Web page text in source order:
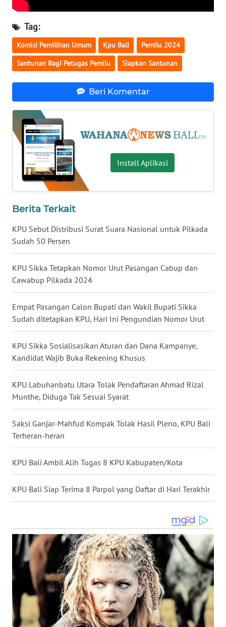
Tag:
Komisi Pemilihan Umum Kpu Bali Pemilu 2024
Santunan Bagi Petugas Pemilu Siapkan Santunan
Beri Komentar
Install Aplikasi
Berita Terkait
KPU Sebut Distribusi Surat Suara Nasional untuk Pilkada
Sudah 50 Persen
KPU Sikka Tetapkan Nomor Urut Pasangan Cabup dan
Cawabup Pilkada 2024
Empat Pasangan Calon Bupati dan Wakil Bupati Sikka
Sudah ditetapkan KPU, Hari Ini Pengundian Nomor Urut
KPU Sikka Sosialisasikan Aturan dan Dana Kampanye,
Kandidat Wajib Buka Rekening Khusus
KPU Labuhanbatu Utara Tolak Pendaftaran Ahmad Rizal
Munthe, Diduga Tak Sesuai Syarat
Saksi Ganjar-Mahfud Kompak Tolak Hasil Pleno, KPU Bali
Terheran-heran
KPU Bali Ambil Alih Tugas 8 KPU Kabupaten/Kota
KPU Bali Siap Terima 8 Parpol yang Daftar di Hari Terakhir
WN
NUSANTARA
WN
JOGJA
JATIM
WN
BALI
WN
KALBAR
WN
WN
WN
KALTIM
WN
SULSEL
WN
GORONTALO
WN
SULUT
WN
WN
DAIRI
WN
DANAU
TOBA